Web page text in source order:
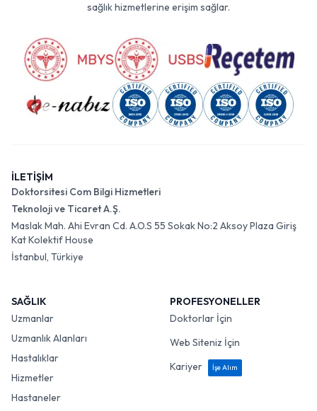
sağlık hizmetlerine erişim sağlar.
İLETİŞİM
Doktorsitesi Com Bilgi Hizmetleri
Teknoloji ve Ticaret A.Ş.
Maslak Mah. Ahi Evran Cd. A.O.S 55 Sokak No:2 Aksoy Plaza Giriş
Kat Kolektif House
İstanbul, Türkiye
SAĞLIK
Uzmanlar
Uzmanlık Alanları
Hastalıklar
Hizmetler
Hastaneler
PROFESYONELLER
Doktorlar İçin
Web Siteniz İçin
Kariyer
İşe Alım